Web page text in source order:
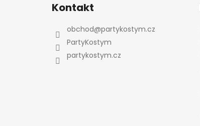
Kontakt
obchod@partykostym.cz
PartyKostym
partykostym.cz